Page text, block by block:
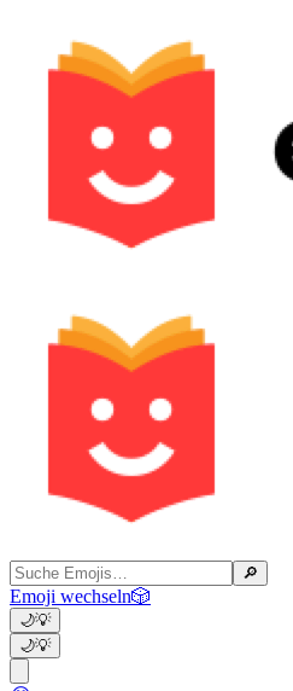
🔎
Emoji wechseln🎲
🌙💡
🌙💡